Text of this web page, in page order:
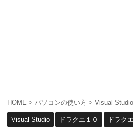
HOME > パソコンの使い方 > Visual Studio
Visual Studio ドラクエ１０ ドラク